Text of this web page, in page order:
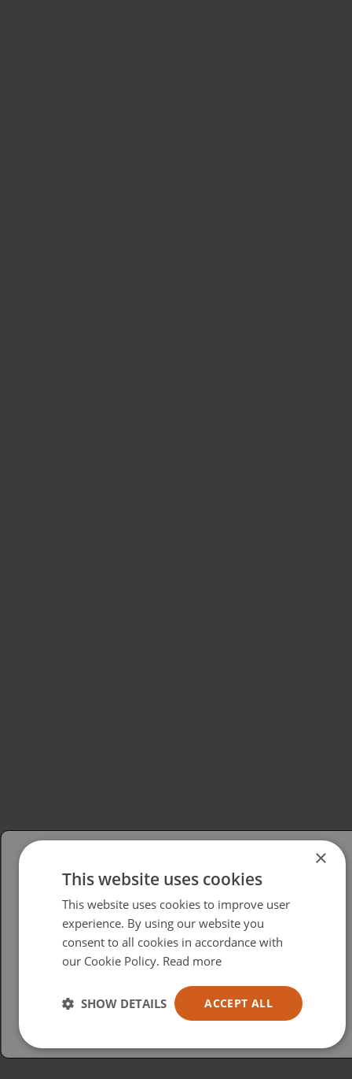
Please select your region/language
British
USA
Español
×
This website uses cookies
This website uses cookies to improve user
experience. By using our website you
consent to all cookies in accordance with
our Cookie Policy. Read more
ACCEPT ALL
SHOW DETAILS